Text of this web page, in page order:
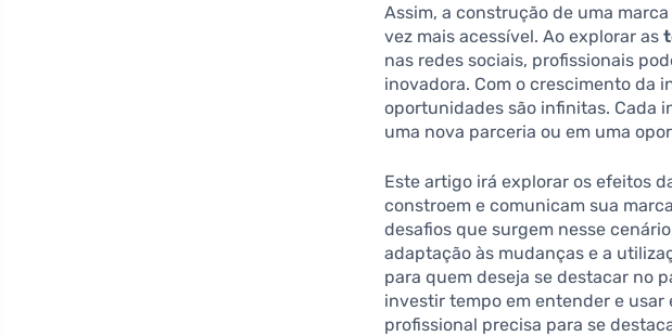
Assim, a construção de uma
vez mais acessível. Ao explorar as
nas redes sociais, profissionais
inovadora. Com o crescimento da
oportunidades são infinitas. Cada
uma nova parceria ou em uma
Este artigo irá explorar os efeitos
constroem e comunicam sua
desafios que surgem nesse
adaptação às mudanças e a
para quem deseja se destacar no
investir tempo em entender e
profissional precisa para se